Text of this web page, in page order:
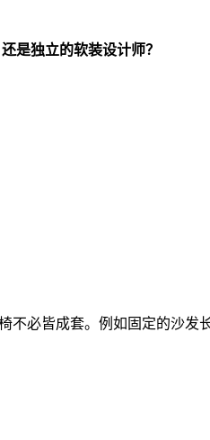
是独立的软装设计师？
必皆成套。例如固定的沙发